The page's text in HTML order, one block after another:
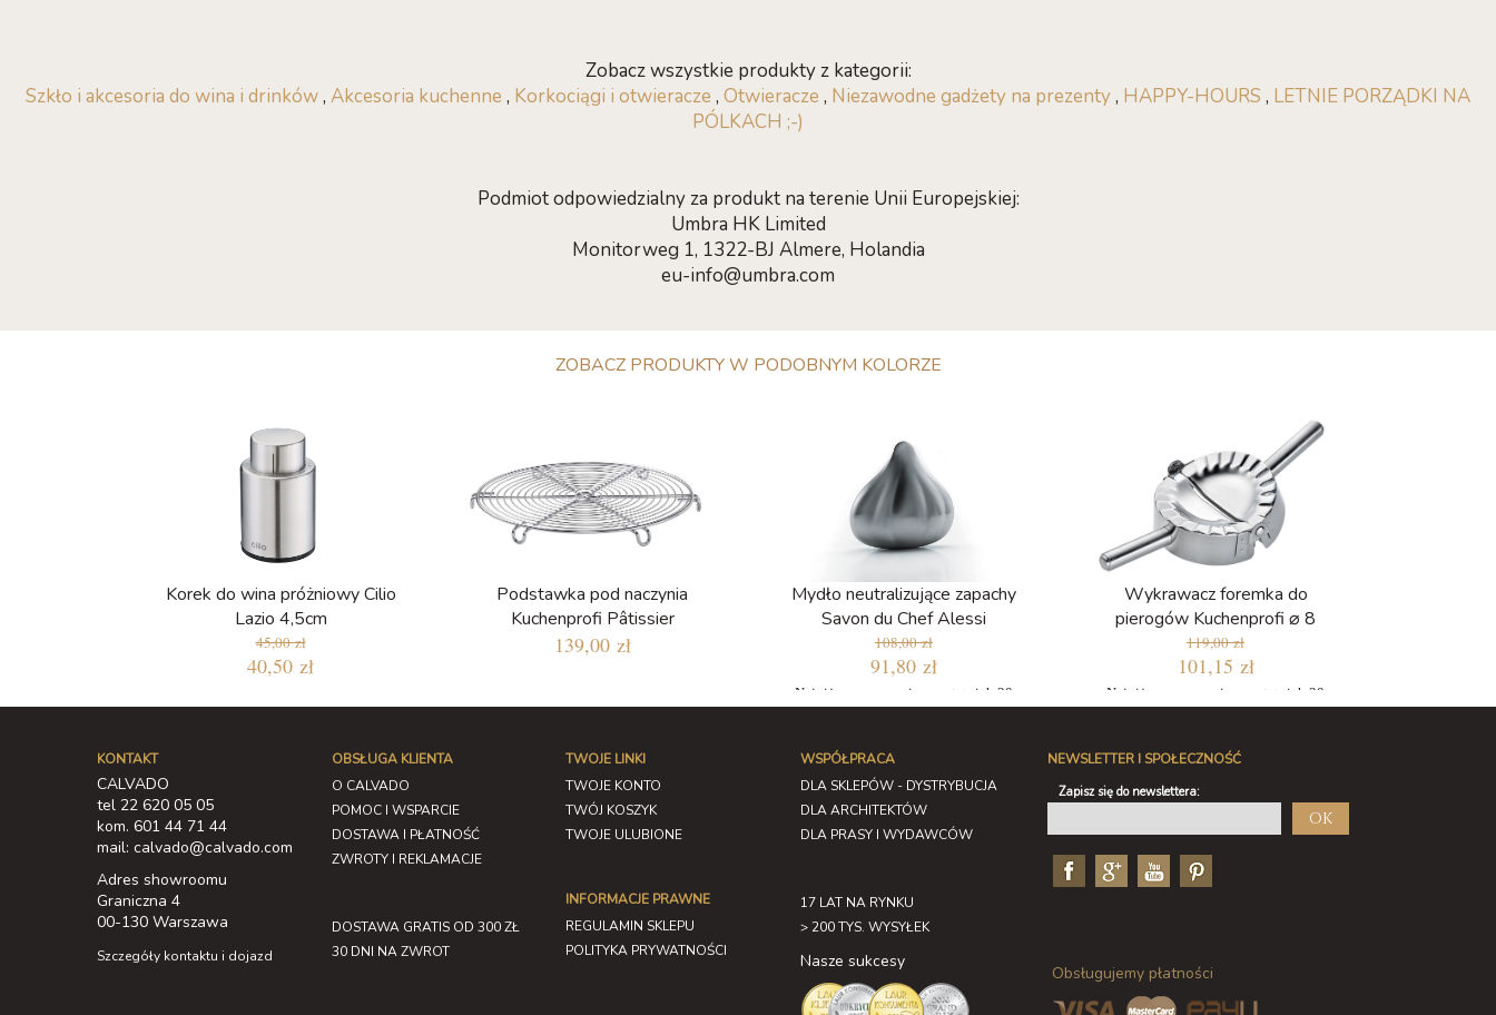
Zobacz wszystkie produkty z kategorii:
Szkło i akcesoria do wina i drinków, Akcesoria kuchenne , Korkociągi i otwieracze , Otwieracze , Niezawodne gadżety na prezenty, HAPPY-HOURS , LETNIE PORZĄDKI NA
PÓLKACH ;-)
Podmiot odpowiedzialny za produkt na terenie Unii Europejskiej:
Umbra HK Limited
Monitorweg 1, 1322-BJ Almere, Holandia
eu-info@umbra.com
ZOBACZ PRODUKTY W PODOBNYM KOLORZE
Korek do wina próżniowy Cilio
Lazio 4,5cm
45,00 zł
40,50 zł
Podstawka pod naczynia
Kuchenprofi Pâtissier
139,00 zł
Mydło neutralizujące zapachy
Savon du Chef Alessi
108,00 zł
91,80 zł
Najniższa cena w ciągu ostatnich 30
dni: 91,80 zł
Wykrawacz foremka do
pierogów Kuchenprofi ⌀ 8
119,00 zł
101,15 zł
Najniższa cena w ciągu ostatnich 30
dni: 101,15 zł
KONTAKT
CALVADO
tel 22 620 05 05
kom. 601 44 71 44
mail: calvado@calvado.com
Adres showroomu
Graniczna 4
00-130 Warszawa
Szczegóły kontaktu i dojazd
OBSŁUGA KLIENTA
O CALVADO
POMOC I WSPARCIE
DOSTAWA I PŁATNOŚĆ
ZWROTY I REKLAMACJE
DOSTAWA GRATIS OD 300 ZŁ
30 DNI NA ZWROT
TWOJE LINKI
TWOJE KONTO
TWÓJ KOSZYK
TWOJE ULUBIONE
INFORMACJE PRAWNE
REGULAMIN SKLEPU
POLITYKA PRYWATNOŚCI
WSPÓŁPRACA
DLA SKLEPÓW - DYSTRYBUCJA
DLA ARCHITEKTÓW
DLA PRASY I WYDAWCÓW
17 LAT NA RYNKU
> 200 TYS. WYSYŁEK
Nasze sukcesy
NEWSLETTER I SPOŁECZNOŚĆ
Zapisz się do newslettera:
OK
Obsługujemy płatności